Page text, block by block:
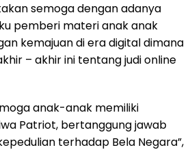
semoga dengan adanya
pemberi materi anak anak
kemajuan di era digital dimana
– akhir ini tentang judi online
anak-anak memiliki
Patriot, bertanggung jawab
terhadap Bela Negara”,